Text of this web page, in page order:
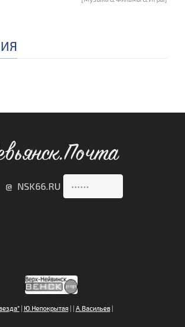
@ NSK66.RU
| Ю.Непокрытая| | А.Васильев|